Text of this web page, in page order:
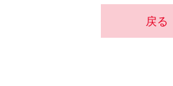
戻る